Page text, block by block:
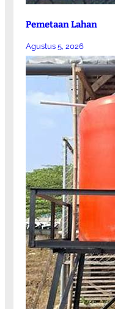
Pemetaan Lahan
Agustus 5, 2026